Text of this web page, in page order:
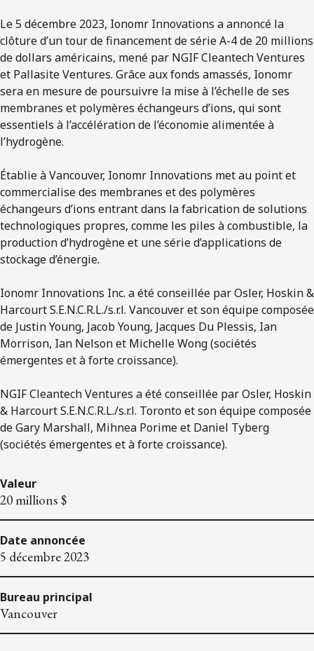
Le 5 décembre 2023, Ionomr Innovations a annoncé la
clôture d’un tour de financement de série A-4 de 20 millions
de dollars américains, mené par NGIF Cleantech Ventures
et Pallasite Ventures. Grâce aux fonds amassés, Ionomr
sera en mesure de poursuivre la mise à l’échelle de ses
membranes et polymères échangeurs d’ions, qui sont
essentiels à l’accélération de l’économie alimentée à
l’hydrogène.
Établie à Vancouver, Ionomr Innovations met au point et
commercialise des membranes et des polymères
échangeurs d’ions entrant dans la fabrication de solutions
technologiques propres, comme les piles à combustible, la
production d’hydrogène et une série d’applications de
stockage d’énergie.
Ionomr Innovations Inc. a été conseillée par Osler, Hoskin &
Harcourt S.E.N.C.R.L./s.r.l. Vancouver et son équipe composée
de Justin Young, Jacob Young, Jacques Du Plessis, Ian
Morrison, Ian Nelson et Michelle Wong (sociétés
émergentes et à forte croissance).
NGIF Cleantech Ventures a été conseillée par Osler, Hoskin
& Harcourt S.E.N.C.R.L./s.r.l. Toronto et son équipe composée
de Gary Marshall, Mihnea Porime et Daniel Tyberg
(sociétés émergentes et à forte croissance).
Valeur
20 millions $
Date annoncée
5 décembre 2023
Bureau principal
Vancouver